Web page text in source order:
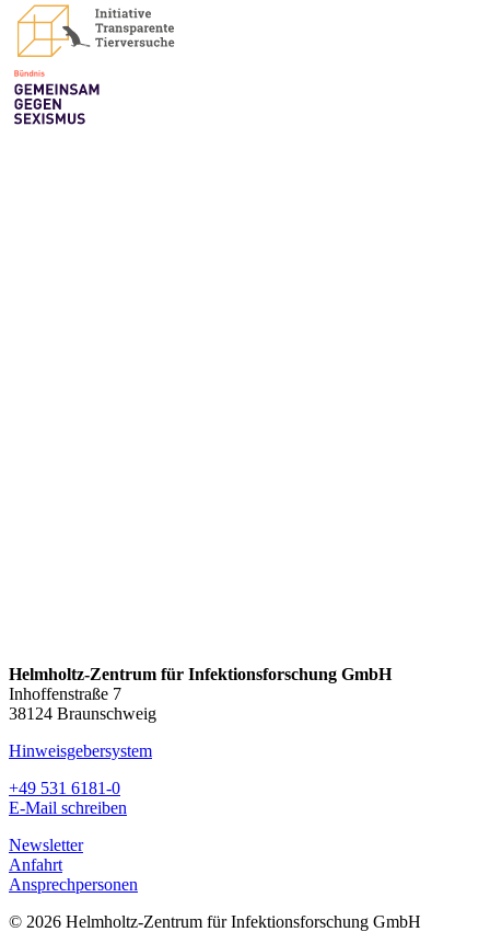
Helmholtz-Zentrum für Infektionsforschung GmbH
Inhoffenstraße 7
38124 Braunschweig
Hinweisgebersystem
+49 531 6181-0
E-Mail schreiben
Newsletter
Anfahrt
Ansprechpersonen
© 2026 Helmholtz-Zentrum für Infektionsforschung GmbH